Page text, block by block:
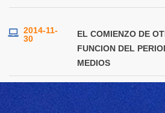
2014-11-
30
EL COMIENZO DE
FUNCION DEL
MEDIOS